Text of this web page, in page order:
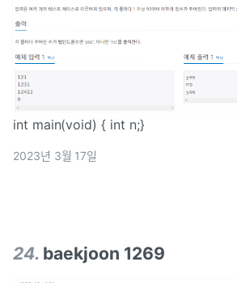
int main(void) { int n;}
2023년 3월 17일
24. baekjoon 1269